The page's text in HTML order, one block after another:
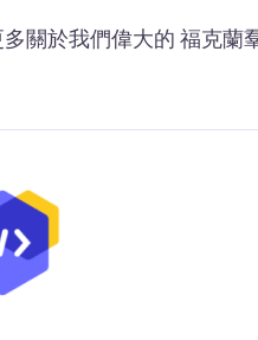
關於我們偉大的 福克蘭